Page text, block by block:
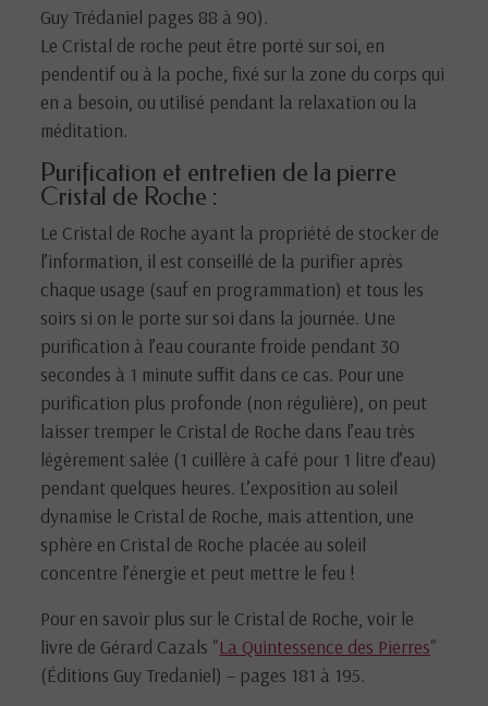
Guy Trédaniel pages 88 à 90).
Le Cristal de roche peut être porté sur soi, en
pendentif ou à la poche, fixé sur la zone du corps qui
en a besoin, ou utilisé pendant la relaxation ou la
méditation.
Purification et entretien de la pierre
Cristal de Roche :
Le Cristal de Roche ayant la propriété de stocker de
l’information, il est conseillé de la purifier après
chaque usage (sauf en programmation) et tous les
soirs si on le porte sur soi dans la journée. Une
purification à l’eau courante froide pendant 30
secondes à 1 minute suffit dans ce cas. Pour une
purification plus profonde (non régulière), on peut
laisser tremper le Cristal de Roche dans l’eau très
légèrement salée (1 cuillère à café pour 1 litre d’eau)
pendant quelques heures. L’exposition au soleil
dynamise le Cristal de Roche, mais attention, une
sphère en Cristal de Roche placée au soleil
concentre l’énergie et peut mettre le feu !
Pour en savoir plus sur le Cristal de Roche, voir le
livre de Gérard Cazals "La Quintessence des Pierres"
(Éditions Guy Tredaniel) – pages 181 à 195.